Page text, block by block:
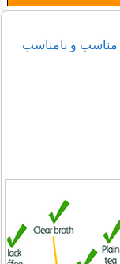
مناسب و نامناسب